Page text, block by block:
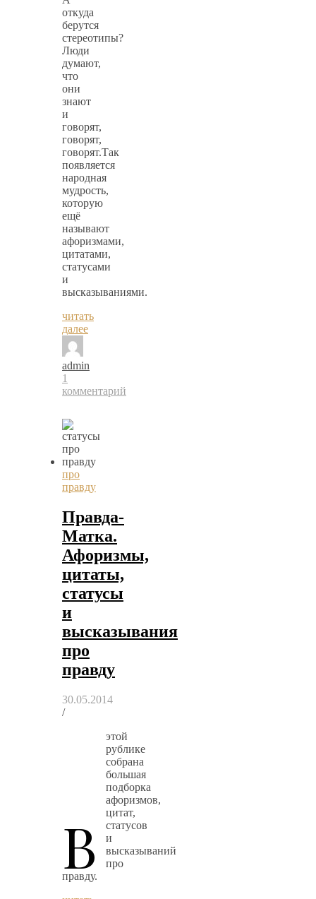
откуда
берутся
стереотипы?
Люди
думают,
что
они
знают
и
говорят,
говорят,
говорят.Так
появляется
народная
мудрость,
которую
ещё
называют
афоризмами,
цитатами,
статусами
и
высказываниями.
читать
далее
admin
1
комментарий
про
правду
Правда-
Матка.
Афоризмы,
цитаты,
статусы
и
высказывания
про
правду
30.05.2014
/
В
этой
рублике
собрана
большая
подборка
афоризмов,
цитат,
статусов
и
высказываний
про
правду.